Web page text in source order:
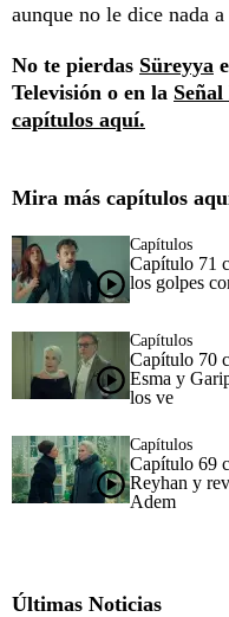
aunque no le dice nada
No te pierdas Süreyya
Televisión o en la
capítulos aquí.
Mira más capítulos
Capítulos
Capítulo 71
los golpes
Capítulos
Capítulo 70
Esma y
los ve
Capítulos
Capítulo 69
Reyhan y
Adem
Últimas Noticias